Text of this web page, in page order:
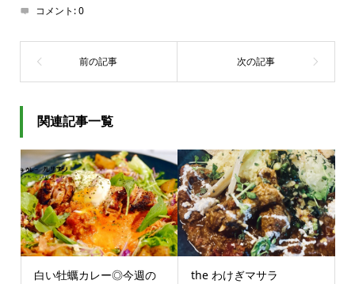
コメント:0
関連記事一覧
白い牡蠣カレー◎今週の
the わけぎマサラ